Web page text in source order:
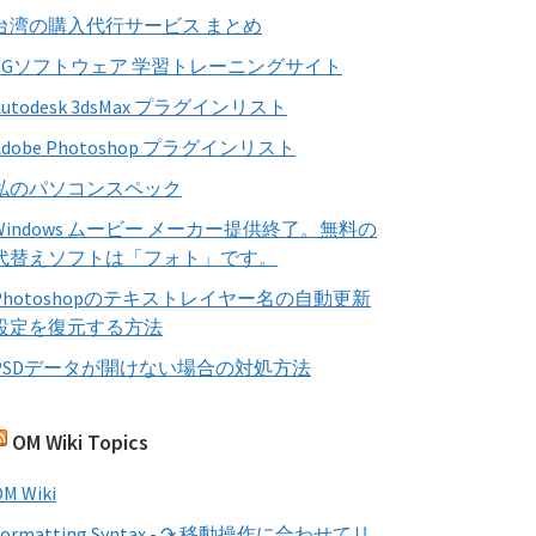
湾の購入代行サービス まとめ
ソフトウェア 学習トレーニングサイト
3dsMax プラグインリスト
Photoshop プラグインリスト
のパソコンスペック
ムービー メーカー提供終了。無料の
替えソフトは「フォト」です。
のテキストレイヤー名の自動更新
定を復元する方法
データが開けない場合の対処方法
OM Wiki Topics
Wiki